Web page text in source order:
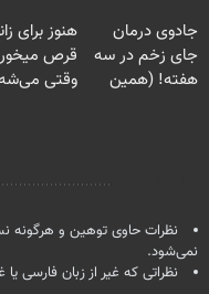
میلیون تومان!!!
تحمل
جادوی درمان
جای زخم در سه
هفته! (همین
هنوز برای
قرص
وقتی
نظرات حاوی توهین و هرگونه
نمی‌شود.
نظراتی که غیر از زبان فارسی